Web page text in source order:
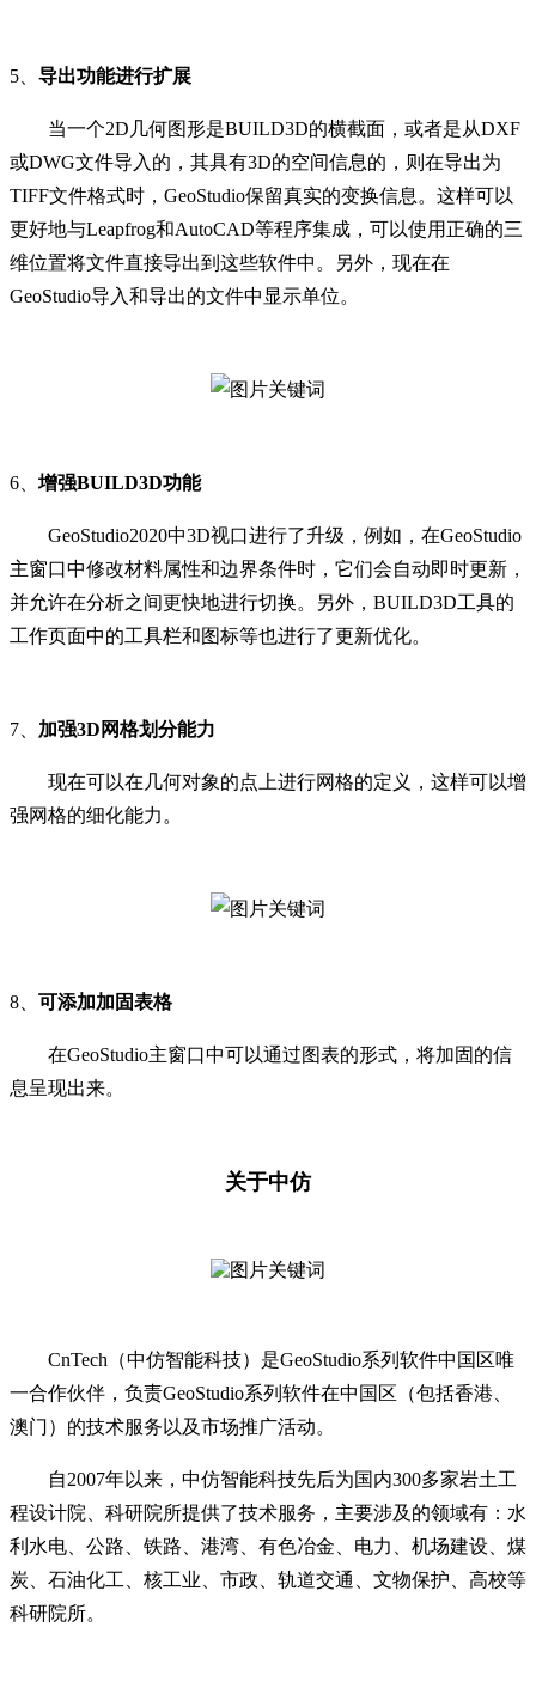
5、 导出功能进行扩展
当一个2D几何图形是BUILD3D的横截面，或者是从DXF
或DWG文件导入的，其具有3D的空间信息的，则在导出为
TIFF文件格式时，GeoStudio保留真实的变换信息。这样可以
更好地与Leapfrog和AutoCAD等程序集成，可以使用正确的三
维位置将文件直接导出到这些软件中。另外，现在在
GeoStudio导入和导出的文件中显示单位。
6、 增强BUILD3D功能
GeoStudio2020中3D视口进行了升级，例如，在GeoStudio
主窗口中修改材料属性和边界条件时，它们会自动即时更新，
并允许在分析之间更快地进行切换。另外，BUILD3D工具的
工作页面中的工具栏和图标等也进行了更新优化。
7、 加强3D网格划分能力
现在可以在几何对象的点上进行网格的定义，这样可以增
强网格的细化能力。
8、 可添加加固表格
在GeoStudio主窗口中可以通过图表的形式，将加固的信
息呈现出来。
关于中仿
CnTech（中仿智能科技）是GeoStudio系列软件中国区唯
一合作伙伴，负责GeoStudio系列软件在中国区（包括香港、
澳门）的技术服务以及市场推广活动。
自2007年以来，中仿智能科技先后为国内300多家岩土工
程设计院、科研院所提供了技术服务，主要涉及的领域有：水
利水电、公路、铁路、港湾、有色冶金、电力、机场建设、煤
炭、石油化工、核工业、市政、轨道交通、文物保护、高校等
科研院所。